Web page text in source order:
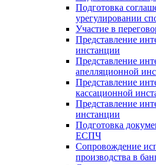
Подготовка
урегулировании
Участие в
Представление
инстанции
Представление
апелляционной
Представление
кассационной
Представление
инстанции
Подготовка
ЕСПЧ
Сопровождение
производства в